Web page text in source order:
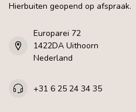
Hierbuiten geopend op afspraak.
Europarei 72
1422DA Uithoorn
Nederland
+31 6 25 24 34 35